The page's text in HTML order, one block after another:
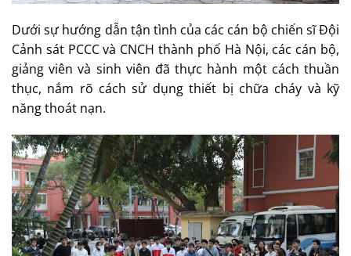
Dưới sự hướng dẫn tận tình của các cán bộ chiến sĩ Đội
Cảnh sát PCCC và CNCH thành phố Hà Nội, các cán bộ,
giảng viên và sinh viên đã thực hành một cách thuần
thục, nắm rõ cách sử dụng thiết bị chữa cháy và kỹ
năng thoát nạn.